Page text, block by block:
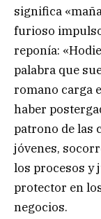
significa
furioso
reponía:
palabra que
romano carga
haber
patrono de las
jóvenes,
los procesos y
protector en
negocios.